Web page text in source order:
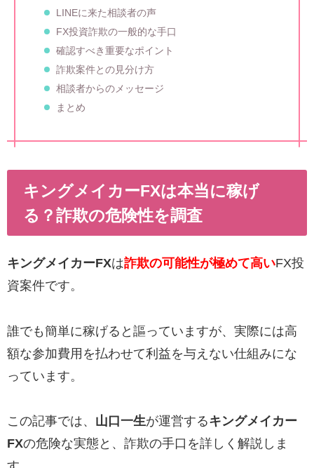
LINEに来た相談者の声
FX投資詐欺の一般的な手口
確認すべき重要なポイント
詐欺案件との見分け方
相談者からのメッセージ
まとめ
キングメイカーFXは本当に稼げ
る？詐欺の危険性を調査
キングメイカーFXは詐欺の可能性が極めて高いFX投
資案件です。
誰でも簡単に稼げると謳っていますが、実際には高
額な参加費用を払わせて利益を与えない仕組みにな
っています。
この記事では、 山口一生が運営するキングメイカー
FXの危険な実態と、詐欺の手口を詳しく解説しま